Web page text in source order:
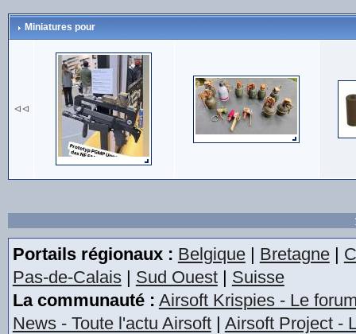
Miniatures pour
Portails régionaux : Belgique| Bretagne|
Pas-de-Calais| Sud Ouest| Suisse
La communauté : Airsoft Krispies - Le
News - Toute l'actu Airsoft| Airsoft Project -